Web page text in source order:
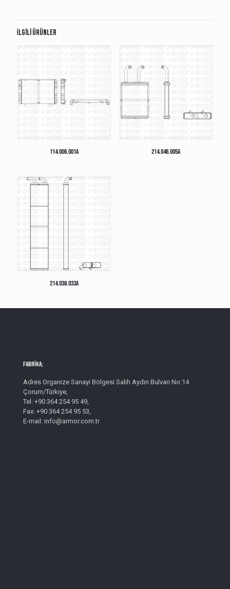
İlgili ürünler
114.006.001A 214.046.005A
214.038.033A
Fabrika;
Adres Organize Sanayi Bölgesi Salih Aydın Bulvarı No:14
Çorum/Türkiye,
Tel: +90 364 254 95 49,
Fax: +90 364 254 95 53,
E-mail: info@armor.com.tr